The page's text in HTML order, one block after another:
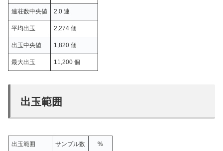
連荘数中央値 2.0 連
平均出玉 2,274 個
出玉中央値 1,820 個
最大出玉 11,200 個
出玉範囲
出玉範囲 サンプル数 %